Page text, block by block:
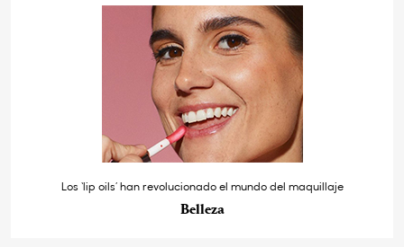
Los ‘lip oils’ han revolucionado el mundo del maquillaje
Belleza